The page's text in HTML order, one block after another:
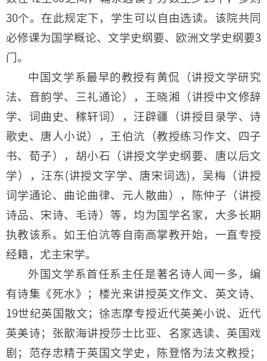
30个。在此规定下，学生可以自由选读。该院共同
必修课为国学概论、文学史纲要、欧洲文学史纲要3
门。
中国文学系最早的教授有黄侃（讲授文学研究
法、音韵学、三礼通论），王晓湘（讲授中文修辞
学、词曲史、稼轩词），汪辟疆（讲授目录学、诗
歌史、唐人小说），王伯沆（教授练习作文、四子
书、荀子），胡小石（讲授文学史纲要、唐以后文
学），汪东(讲授文字学、唐宋词选)，吴梅（讲授
词学通论、曲论曲律、元人散曲），陈仲子（讲授
诗品、宋诗、毛诗）等，均为国学名家，大多长期
执教该系。如王伯沆等自南高掌教开始，一直专授
经籍，尤主宋学。
外国文学系首任系主任是著名诗人闻一多，编
有诗集《死水》；楼光来讲授英文作文、英文诗、
19世纪英国散文；徐志摩专授近代英美小说、近代
英美诗；张歆海讲授莎士比亚、名家选读、英国戏
剧；范存忠精于英国文学史，陈登恪为法文教授；